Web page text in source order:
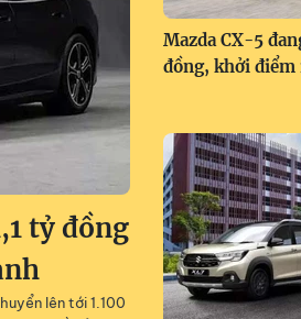
tỷ đồng
lên tới 1.100
Mazda CX-5
đồng, khởi điểm